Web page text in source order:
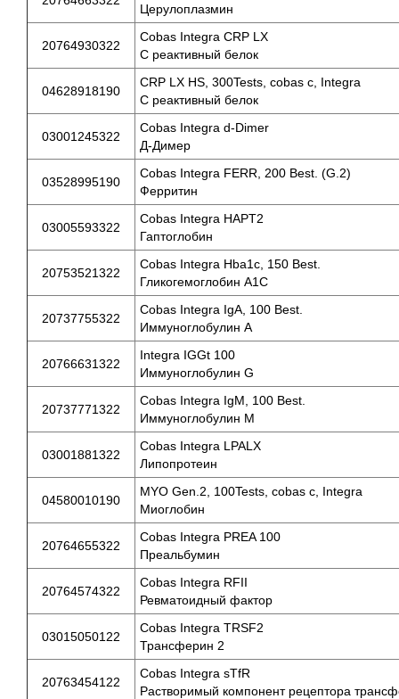
Церулоплазмин
20764930322
Cobas Integra CRP LX
С реактивный белок
04628918190
CRP LX HS, 300Tests, cobas c, Integra
С реактивный белок
03001245322
Cobas Integra d-Dimer
Д-Димер
03528995190
Cobas Integra FERR, 200 Best. (G.2)
Ферритин
03005593322
Cobas Integra HAPT2
Гаптоглобин
20753521322
Cobas Integra Hba1c, 150 Best.
Гликогемоглобин А1С
20737755322
Cobas Integra IgA, 100 Best.
Иммуноглобулин А
20766631322
Integra IGGt 100
Иммуноглобулин G
20737771322
Cobas Integra IgM, 100 Best.
Иммуноглобулин М
03001881322
Cobas Integra LPALX
Липопротеин
04580010190
MYO Gen.2, 100Tests, cobas c, Integra
Миоглобин
20764655322
Cobas Integra PREA 100
Преальбумин
20764574322
Cobas Integra RFII
Ревматоидный фактор
03015050122
Cobas Integra TRSF2
Трансферин 2
20763454122
Cobas Integra sTfR
Растворимый компонент рецептора